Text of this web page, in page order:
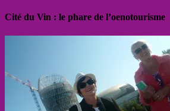
Cité du Vin : le phare de l’oenotourisme